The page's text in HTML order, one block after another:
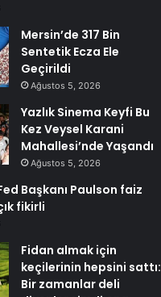
Mersin’de 317 Bin
Sentetik Ecza Ele
Geçirildi
Ağustos 5, 2026
Yazlık Sinema Keyfi Bu
Kez Veysel Karani
Mahallesi’nde Yaşandı
Ağustos 5, 2026
Başkanı Paulson faiz
fikirli
Fidan almak için
keçilerinin hepsini sattı:
Bir zamanlar deli